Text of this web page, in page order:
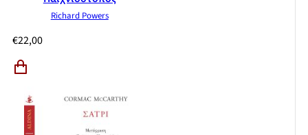
Richard Powers
€22,00